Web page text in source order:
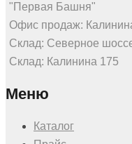
"Первая Башня"
Офис продаж:
Склад: Северное
Склад: Калинина 175
Меню
Каталог